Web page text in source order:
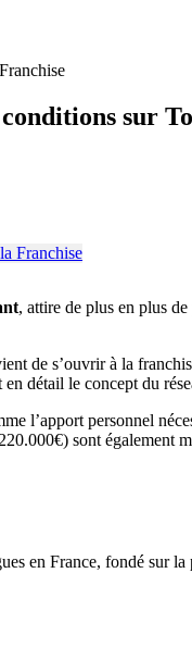
sur
, attire de plus en plus
de s’ouvrir à la
détail le concept du
l’apport personnel
sont également
France, fondé sur la